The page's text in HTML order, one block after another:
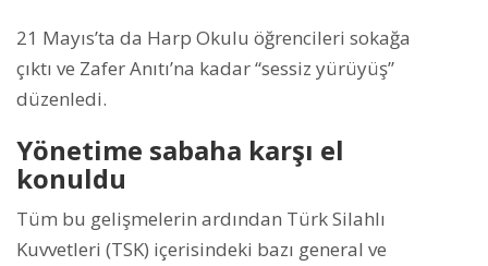
21 Mayıs’ta da Harp Okulu öğrencileri sokağa
çıktı ve Zafer Anıtı’na kadar “sessiz yürüyüş”
düzenledi.
Yönetime sabaha karşı el
konuldu
Tüm bu gelişmelerin ardından Türk Silahlı
Kuvvetleri (TSK) içerisindeki bazı general ve